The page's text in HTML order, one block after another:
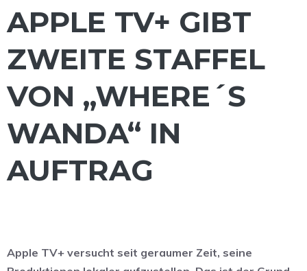
APPLE TV+ GIBT
ZWEITE STAFFEL
VON „WHERE´S
WANDA“ IN
AUFTRAG
Apple TV+ versucht seit geraumer Zeit, seine